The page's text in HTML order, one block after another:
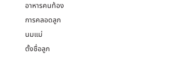
อาหารคนท้อง
การคลอดลูก
นมแม่
ตั้งชื่อลูก